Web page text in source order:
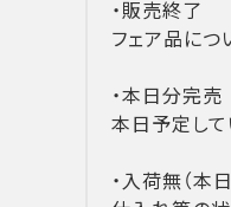
・販売終了
フェア品に
・本日分完売
本日予定し
・入荷無（本